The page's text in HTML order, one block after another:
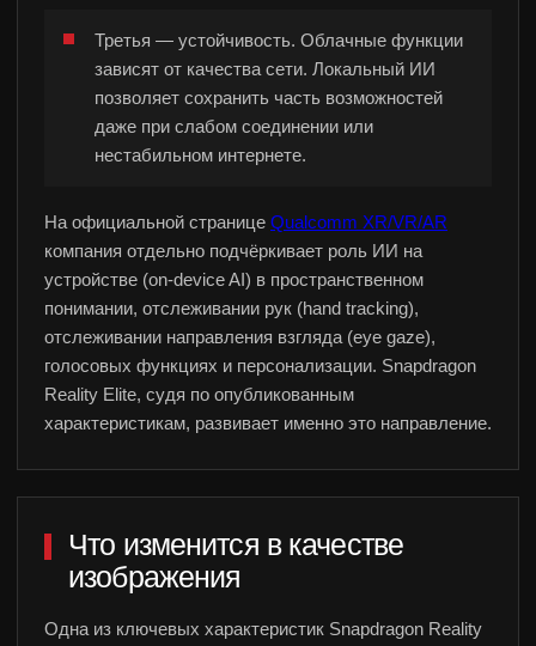
Третья — устойчивость. Облачные функции
зависят от качества сети. Локальный ИИ
позволяет сохранить часть возможностей
даже при слабом соединении или
нестабильном интернете.
На официальной странице Qualcomm XR/VR/AR
компания отдельно подчёркивает роль ИИ на
устройстве (on-device AI) в пространственном
понимании, отслеживании рук (hand tracking),
отслеживании направления взгляда (eye gaze),
голосовых функциях и персонализации. Snapdragon
Reality Elite, судя по опубликованным
характеристикам, развивает именно это направление.
Что изменится в качестве
изображения
Одна из ключевых характеристик Snapdragon Reality